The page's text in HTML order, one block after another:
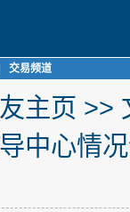
交易频道
主页 >>
中心情